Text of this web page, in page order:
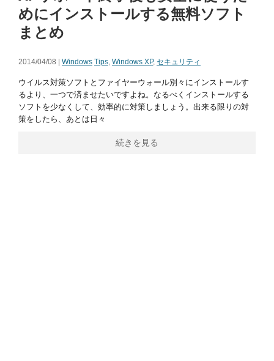
めにインストールする無料ソフト
まとめ
2014/04/08 | Windows Tips, Windows XP, セキュリティ
ウイルス対策ソフトとファイヤーウォール別々にインストールす
るより、一つで済ませたいですよね。なるべくインストールする
ソフトを少なくして、効率的に対策しましょう。出来る限りの対
策をしたら、あとは日々
続きを見る